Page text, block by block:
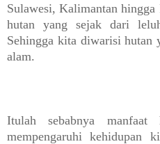
Sulawesi, Kalimantan hingga
hutan yang sejak dari
Sehingga kita diwarisi hutan
alam.
Itulah sebabnya
mempengaruhi kehidupan